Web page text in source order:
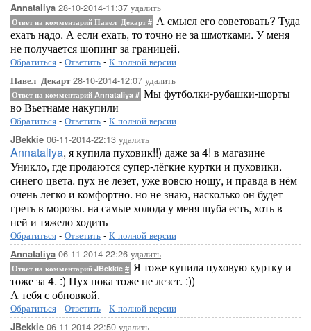
Annataliya 28-10-2014-11:37 удалить
Ответ на комментарий Павел_Декарт# А смысл его советовать? Туда
ехать надо. А если ехать, то точно не за шмотками. У меня
не получается шопинг за границей.
Обратиться - Ответить - К полной версии
Павел_Декарт28-10-2014-12:07 удалить
Ответ на комментарий Annataliya # Мы футболки-рубашки-шорты
во Вьетнаме накупили
Обратиться - Ответить - К полной версии
JBekkie 06-11-2014-22:13 удалить
Annataliya, я купила пуховик!!) даже за 4! в магазине
Уникло, где продаются супер-лёгкие куртки и пуховики.
синего цвета. пух не лезет, уже вовсю ношу, и правда в нём
очень легко и комфортно. но не знаю, насколько он будет
греть в морозы. на самые холода у меня шуба есть, хоть в
ней и тяжело ходить
Обратиться - Ответить - К полной версии
Annataliya 06-11-2014-22:26 удалить
Ответ на комментарий JBekkie # Я тоже купила пуховую куртку и
тоже за 4. :) Пух пока тоже не лезет. :))
А тебя с обновкой.
Обратиться - Ответить - К полной версии
JBekkie 06-11-2014-22:50 удалить